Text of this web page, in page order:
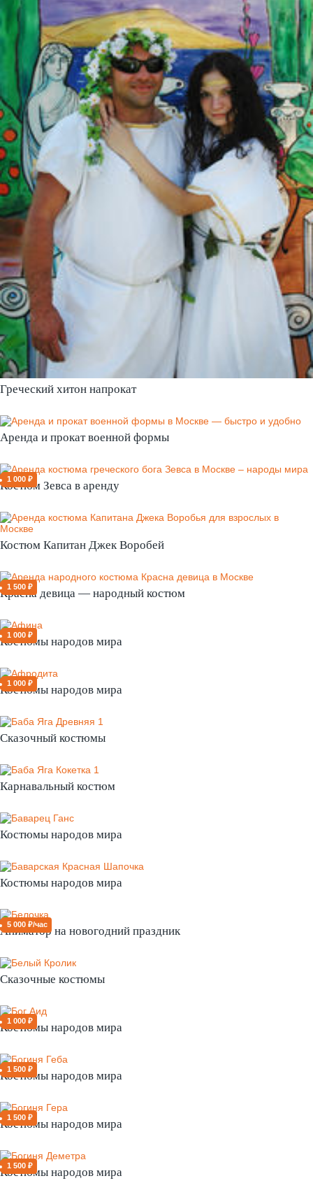
Греческий хитон напрокат
Аренда и прокат военной формы
1 000 ₽
Костюм Зевса в аренду
Костюм Капитан Джек Воробей
1 500 ₽
Красна девица — народный костюм
1 000 ₽
Костюмы народов мира
1 000 ₽
Костюмы народов мира
Сказочный костюмы
Карнавальный костюм
Костюмы народов мира
Костюмы народов мира
5 000 ₽/час
Аниматор на новогодний праздник
Сказочные костюмы
1 000 ₽
Костюмы народов мира
1 500 ₽
Костюмы народов мира
1 500 ₽
Костюмы народов мира
1 500 ₽
Костюмы народов мира